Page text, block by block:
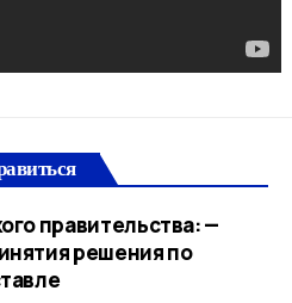
правительства: —
решения по